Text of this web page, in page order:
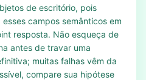
de escritório, pois
campos semânticos em
resposta. Não esqueça de
antes de travar uma
muitas falhas vêm da
compare sua hipótese